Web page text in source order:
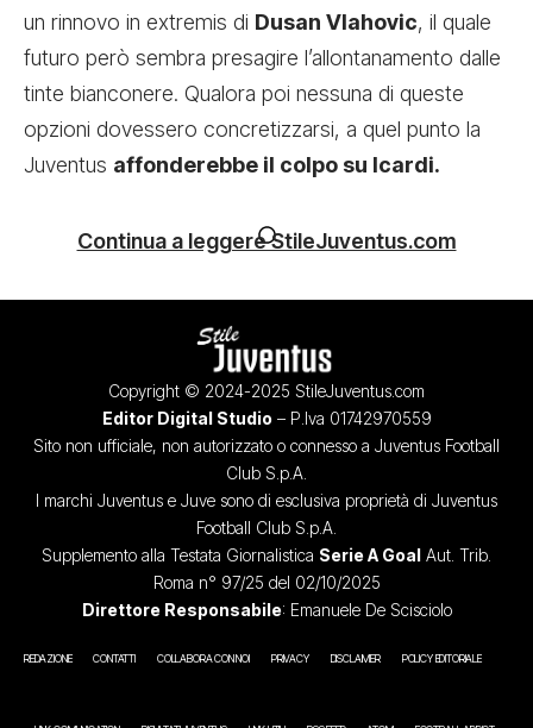
un rinnovo in extremis di Dusan Vlahovic, il quale
futuro però sembra presagire l’allontanamento dalle
tinte bianconere. Qualora poi nessuna di queste
opzioni dovessero concretizzarsi, a quel punto la
Juventus affonderebbe il colpo su Icardi.
Continua a leggere StileJuventus.com
Copyright © 2024-2025 StileJuventus.com
Editor Digital Studio – P.Iva 01742970559
Sito non ufficiale, non autorizzato o connesso a Juventus Football
Club S.p.A.
I marchi Juventus e Juve sono di esclusiva proprietà di Juventus
Football Club S.p.A.
Supplemento alla Testata Giornalistica Serie A Goal Aut. Trib.
Roma n° 97/25 del 02/10/2025
Direttore Responsabile: Emanuele De Scisciolo
REDAZIONE CONTATTI COLLABORA CON NOI PRIVACY DISCLAIMER POLICY EDITORIALE